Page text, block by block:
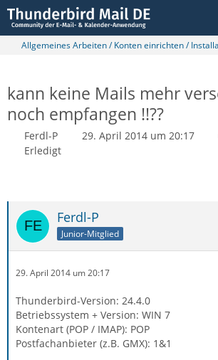
Allgemeines Arbeiten / Konten einrichten /
kann keine Mails mehr
noch empfangen !!??
Ferdl-P 29. April 2014 um 20:17
Erledigt
Ferdl-P
Junior-Mitglied
29. April 2014 um 20:17
Thunderbird-Version: 24.4.0
Betriebssystem + Version: WIN 7
Kontenart (POP / IMAP): POP
Postfachanbieter (z.B. GMX): 1&1